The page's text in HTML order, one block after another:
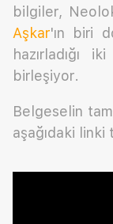
bilgiler,
Aşkar'ın biri
hazırladığı
birleşiyor.
Belgeselin
aşağıdaki linki